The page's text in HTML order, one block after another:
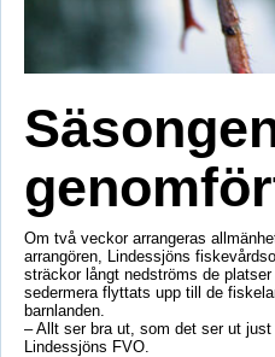
Om två veckor arrangeras
arrangören, Lindessjöns
sträckor långt nedströms de
sedermera flyttats upp till de
barnlanden.
– Allt ser bra ut, som det ser ut
Lindessjöns FVO.